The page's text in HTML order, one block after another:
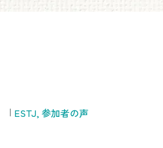
ESTJ, 参加者の声